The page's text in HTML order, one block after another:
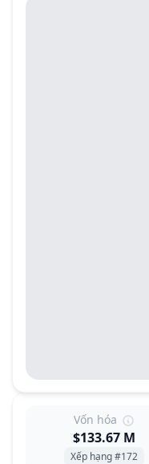
Vốn hóa
$133.67 M
Xếp hạng #172